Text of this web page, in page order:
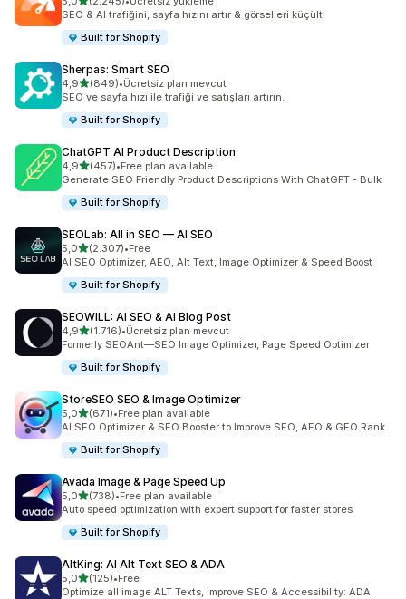
toplam 2245 değerlendirme
SEO & AI trafiğini, sayfa hızını artır & görselleri küçült!
Built for Shopify
Sherpas: Smart SEO
4,95 yıldız üzerinden
(849)
toplam 849 değerlendirme
•Ücretsiz plan mevcut
SEO ve sayfa hızı ile trafiği ve satışları artırın.
Built for Shopify
ChatGPT AI Product Description
4,95 yıldız üzerinden
(457)
toplam 457 değerlendirme
•Free plan available
Generate SEO Friendly Product Descriptions With ChatGPT - Bulk
Built for Shopify
SEOLab: All in SEO — AI SEO
5,05 yıldız üzerinden
(2.307)
toplam 2307 değerlendirme
•Free
AI SEO Optimizer, AEO, Alt Text, Image Optimizer & Speed Boost
Built for Shopify
SEOWILL: AI SEO & AI Blog Post
4,95 yıldız üzerinden
(1.716)
toplam 1716 değerlendirme
•Ücretsiz plan mevcut
Formerly SEOAnt—SEO Image Optimizer, Page Speed Optimizer
Built for Shopify
StoreSEO SEO & Image Optimizer
5,05 yıldız üzerinden
(671)
toplam 671 değerlendirme
•Free plan available
AI SEO Optimizer & SEO Booster to Improve SEO, AEO & GEO Rank
Built for Shopify
Avada Image & Page Speed Up
5,05 yıldız üzerinden
(738)
toplam 738 değerlendirme
•Free plan available
Auto speed optimization with expert support for faster stores
Built for Shopify
AltKing: AI Alt Text SEO & ADA
5,05 yıldız üzerinden
(125)
toplam 125 değerlendirme
•Free
Optimize all image ALT Texts, improve SEO & Accessibility: ADA